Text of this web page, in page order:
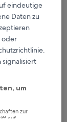
- 8. Aug.
eindeutige
Daten zu
oder
signalisiert
um
zur
auf